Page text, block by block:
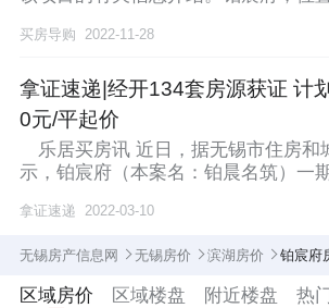
买房导购 2022-11-28
拿证速递|经开134套房源获证 计
0元/平起价
乐居买房讯 近日，据无锡市住房和
示，铂宸府（本案名：铂晨名筑）一
拿证速递 2022-03-10
无锡房产信息网 无锡房价 滨湖房价 铂宸府
区域房价 区域楼盘 附近楼盘 热